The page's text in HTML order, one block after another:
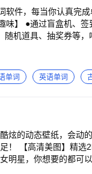
软件，每当你认真完
机道具、抽奖券等
习本和生词本三大板
：单词拼写测试，重
托业/计算机/BEC/
单词 英语单词
炫的动态壁纸，会动
！ 【高清美图】精选
明星，你想要的都可